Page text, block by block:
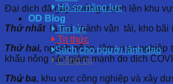
Hồ sơ năng lực
OD Blog
Tin tức
Tri thức
Sách cho người lãnh đạo
Công cụ
Đại dịch đã gây hưởng mạnh lên khu
Thứ nhấtlà hai ngành vận tải, kho bãi
Thứ hai, ngành nông, lâm, ngư
khẩu nông sản giảm mạnh do dịch
Thứ ba, khu vực công nghiệp và xây